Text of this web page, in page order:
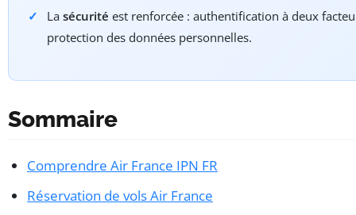
La sécurité est renforcée : authentification à deux
protection des données personnelles.
Sommaire
Comprendre Air France IPN FR
Réservation de vols Air France